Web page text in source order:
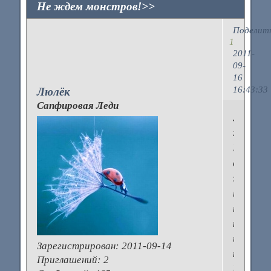
Не ждем монстров!>>
1
2011-
09-
16
16:43:33
Люлёк
Сапфировая Леди
Зарегистрирован: 2011-09-14
Приглашений: 2
в
этой
теме
писать,
кто
и
когда